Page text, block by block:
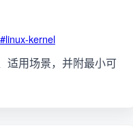
#linux-kernel
适用场景，并附最小可